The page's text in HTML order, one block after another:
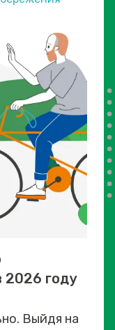
2026 году
Выйдя на